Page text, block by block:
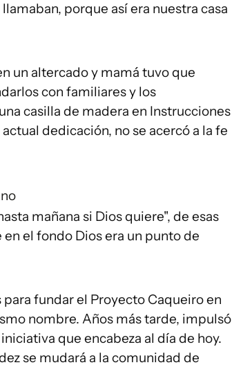
porque así era nuestra casa
un altercado y mamá tuvo que
con familiares y los
casilla de madera en Instrucciones
dedicación, no se acercó a la fe
mañana si Dios quiere", de esas
el fondo Dios era un punto de
fundar el Proyecto Caqueiro en
nombre. Años más tarde, impulsó
que encabeza al día de hoy.
se mudará a la comunidad de